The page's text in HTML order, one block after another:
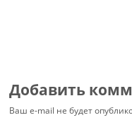
Добавить
Ваш e-mail не будет